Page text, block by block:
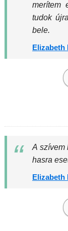
merítem
tudok
bele.
Elizabeth
A szívem
hasra
Elizabeth